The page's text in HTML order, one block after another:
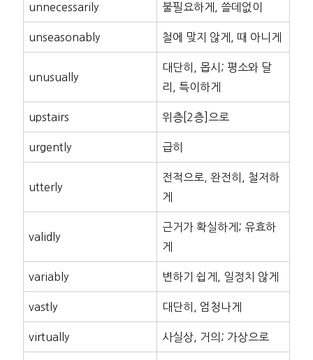
unnecessarily 불필요하게, 쓸데없이
unseasonably 철에 맞지 않게, 때 아니게
unusually
대단히, 몹시; 평소와 달
리, 특이하게
upstairs 위층[2층]으로
urgently 급히
utterly
전적으로, 완전히, 철저하
게
validly
근거가 확실하게; 유효하
게
variably 변하기 쉽게, 일정치 않게
vastly 대단히, 엄청나게
virtually 사실상, 거의; 가상으로